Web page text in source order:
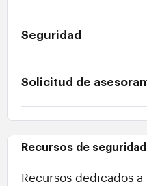
Seguridad
Solicitud de
Recursos de
Recursos dedicados